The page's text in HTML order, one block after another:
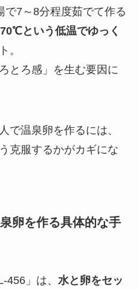
7～8分程度茹でて作る
という低温でゆっく
。
とろ感」を生む要因に
で温泉卵を作るには、
克服するかがカギにな
卵を作る具体的な手
456」は、 水と卵をセッ